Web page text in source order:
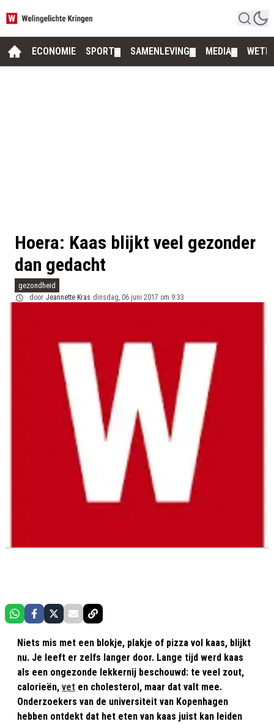
ECONOMIE SPORT SAMENLEVING MEDIA
Hoera: Kaas blijkt veel gezonder
dan gedacht
gezondheid
door Jeannette Kras dinsdag, 06 juni 2017 om 9:33
Niets mis met een blokje, plakje of pizza vol kaas, blijkt
nu. Je leeft er zelfs langer door. Lange tijd werd kaas
als een ongezonde lekkernij beschouwd: te veel zout,
calorieën, vet en cholesterol, maar dat valt mee.
Onderzoekers van de universiteit van Kopenhagen
hebben ontdekt dat het eten van kaas juist kan leiden